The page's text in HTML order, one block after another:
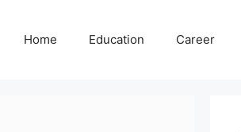
Home Education Career